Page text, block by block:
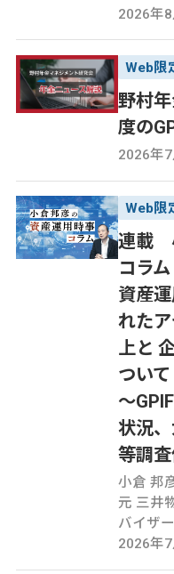
2026年8
Web限
野村
度の
2026年7
Web限
連載
コラ
資産
れた
上と
ついて
～
状況
等調
小倉 邦
元 三井
バイザー
2026年7